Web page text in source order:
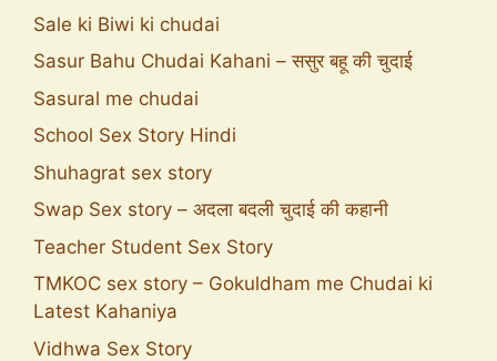
Sale ki Biwi ki chudai
Sasur Bahu Chudai Kahani – ससुर बहू की चुदाई
Sasural me chudai
School Sex Story Hindi
Shuhagrat sex story
Swap Sex story – अदला बदली चुदाई की कहानी
Teacher Student Sex Story
TMKOC sex story – Gokuldham me Chudai ki
Latest Kahaniya
Vidhwa Sex Story